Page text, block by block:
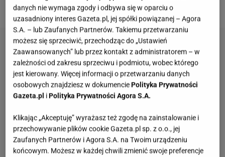
ROZWIĄŻ QUIZ
danych nie wymaga zgody i odbywa się w oparciu o
uzasadniony interes Gazeta.pl, jej spółki powiązanej – Agora
S.A. – lub Zaufanych Partnerów. Takiemu przetwarzaniu
możesz się sprzeciwić, przechodząc do „Ustawień
Zaawansowanych” lub przez kontakt z administratorem – w
zależności od zakresu sprzeciwu i podmiotu, wobec którego
jest kierowany. Więcej informacji o przetwarzaniu danych
osobowych znajdziesz w dokumenciePolityka Prywatności
Gazeta.pl iPolityka Prywatności Agora S.A.
Klikając „Akceptuję” wyrażasz też zgodę na zainstalowanie i
przechowywanie plików cookie Gazeta.pl sp. z o.o., jej
Zaufanych Partnerów i Agora S.A. na Twoim urządzeniu
końcowym. Możesz w każdej chwili zmienić swoje preferencje